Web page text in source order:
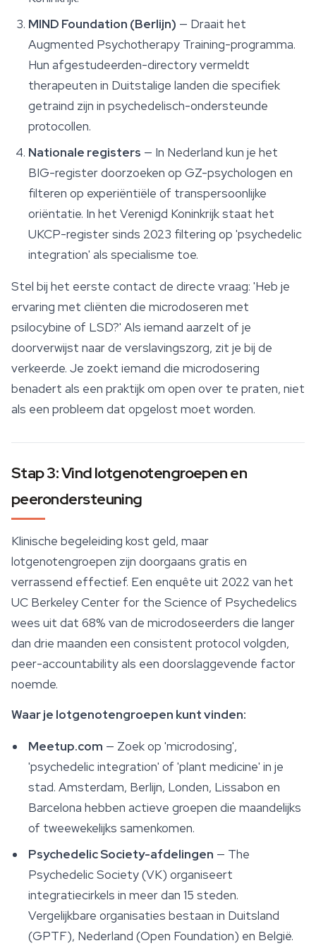
MIND Foundation (Berlijn) — Draait het
Augmented Psychotherapy Training-programma.
Hun afgestudeerden-directory vermeldt
therapeuten in Duitstalige landen die specifiek
getraind zijn in psychedelisch-ondersteunde
protocollen.
Nationale registers — In Nederland kun je het
BIG-register doorzoeken op GZ-psychologen en
filteren op experiëntiële of transpersoonlijke
oriëntatie. In het Verenigd Koninkrijk staat het
UKCP-register sinds 2023 filtering op 'psychedelic
integration' als specialisme toe.
Stel bij het eerste contact de directe vraag: 'Heb je
ervaring met cliënten die microdoseren met
psilocybine of LSD?' Als iemand aarzelt of je
doorverwijst naar de verslavingszorg, zit je bij de
verkeerde. Je zoekt iemand die microdosering
benadert als een praktijk om open over te praten, niet
als een probleem dat opgelost moet worden.
Stap 3: Vind lotgenotengroepen en
peerondersteuning
Klinische begeleiding kost geld, maar
lotgenotengroepen zijn doorgaans gratis en
verrassend effectief. Een enquête uit 2022 van het
UC Berkeley Center for the Science of Psychedelics
wees uit dat 68% van de microdoseerders die langer
dan drie maanden een consistent protocol volgden,
peer-accountability als een doorslaggevende factor
noemde.
Waar je lotgenotengroepen kunt vinden:
Meetup.com — Zoek op 'microdosing',
'psychedelic integration' of 'plant medicine' in je
stad. Amsterdam, Berlijn, Londen, Lissabon en
Barcelona hebben actieve groepen die maandelijks
of tweewekelijks samenkomen.
Psychedelic Society-afdelingen — The
Psychedelic Society (VK) organiseert
integratiecirkels in meer dan 15 steden.
Vergelijkbare organisaties bestaan in Duitsland
(GPTF), Nederland (Open Foundation) en België.